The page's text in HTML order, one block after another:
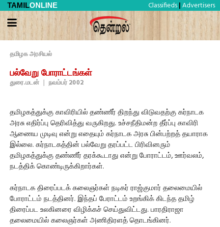
TAMILONLINE Classifieds | Advertisers
தமிழக அரசியல்
பல்வேறு போராட்டங்கள்
துரை.மடன் | நவம்பர் 2002
தமிழகத்துக்கு காவிரியில் தண்ணீர் திறந்து விடுவதற்கு கர்நாடக
அரசு எதிர்ப்பு தெரிவித்து வருகிறது. உச்சநீதிமன்ற தீர்ப்பு காவிரி
ஆணைய முடிவு என்று எதையும் கர்நாடக அரசு பின்பற்றத் தயாராக
இல்லை. கர்நாடகத்தின் பல்வேறு தரப்பட்ட பிரிவினரும்
தமிழகத்துக்கு தண்ணீர் தரக்கூடாது என்று போராட்டம், ஊர்வலம்,
நடத்திக் கொண்டிருக்கிறார்கள்.
கர்நாடக திரைப்படக் கலைஞர்கள் நடிகர் ராஜ்குமார் தலைமையில்
போராட்டம் நடத்தினர். இந்தப் பேராட்டம் உறங்கிக் கிடந்த தமிழ்
திரைப்பட உலகினரை விழிக்கச் செய்துவிட்டது. பாரதிராஜா
தலைமையில் கலைஞர்கள் அணிதிரளத் தொடங்கினர்.